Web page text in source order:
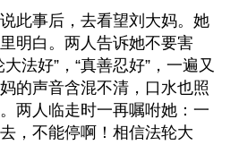
此事后，去看望刘大妈。她
明白。两人告诉她不要害
法好”，“真善忍好”，一遍又
的声音含混不清，口水也照
两人临走时一再嘱咐她：一
，不能停啊！相信法轮大